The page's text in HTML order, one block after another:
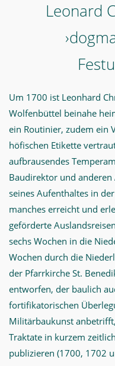
Leonard
Um 1700 ist Leonhard
Wolfenbüttel beinahe
ein Routinier, zudem ein
höfischen Etikette
aufbrausendes
Baudirektor und
seines Aufenthaltes in
manches erreicht und
geförderte
sechs Wochen in die
Wochen durch die
der Pfarrkirche St.
entworfen, der baulich
fortifikatorischen
Militärbaukunst
Traktate in kurzem
publizieren (1700, 1702